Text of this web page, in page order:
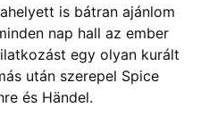
is bátran ajánlom
nap hall az ember
egy olyan kurált
után szerepel Spice
és Händel.